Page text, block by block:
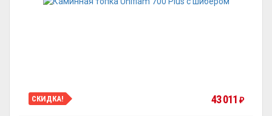
СКИДКА! 43 011 ₽